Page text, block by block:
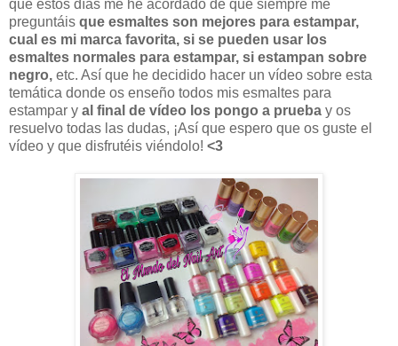
que estos días me he acordado de que siempre me
preguntáis que esmaltes son mejores para estampar,
cual es mi marca favorita, si se pueden usar los
esmaltes normales para estampar, si estampan sobre
negro, etc. Así que he decidido hacer un vídeo sobre esta
temática donde os enseño todos mis esmaltes para
estampar y al final de vídeo los pongo a prueba y os
resuelvo todas las dudas, ¡Así que espero que os guste el
vídeo y que disfrutéis viéndolo! <3